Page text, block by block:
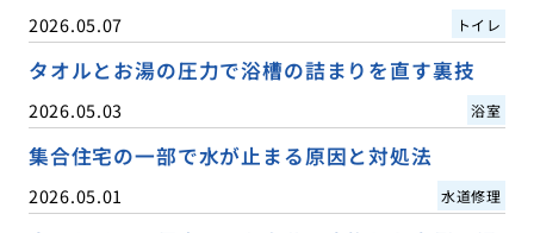
2026.05.07 トイレ
タオルとお湯の圧力で浴槽の詰まりを直す裏技
2026.05.03 浴室
集合住宅の一部で水が止まる原因と対処法
2026.05.01 水道修理